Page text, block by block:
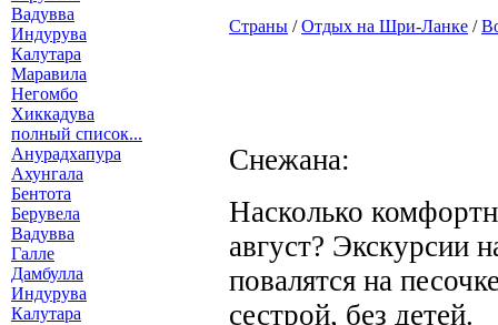
Вадувва
Индурува
Калутара
Маравила
Негомбо
Хиккадува
полный список...
Анурадхапура
Ахунгала
Бентота
Берувела
Вадувва
Галле
Дамбулла
Индурува
Калутара
Страны / Отдых на Шри-Ланке /
Снежана:
Насколько
август? Экскурсии
повалятся на
сестрой, без детей.